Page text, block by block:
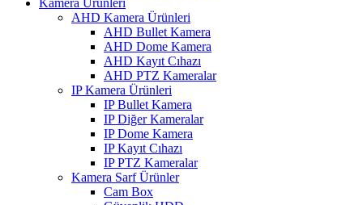
Kamera Ürünleri
AHD Kamera Ürünleri
AHD Bullet Kamera
AHD Dome Kamera
AHD Kayıt Cıhazı
AHD PTZ Kameralar
IP Kamera Ürünleri
IP Bullet Kamera
IP Diğer Kameralar
IP Dome Kamera
IP Kayıt Cıhazı
IP PTZ Kameralar
Kamera Sarf Ürünler
Cam Box